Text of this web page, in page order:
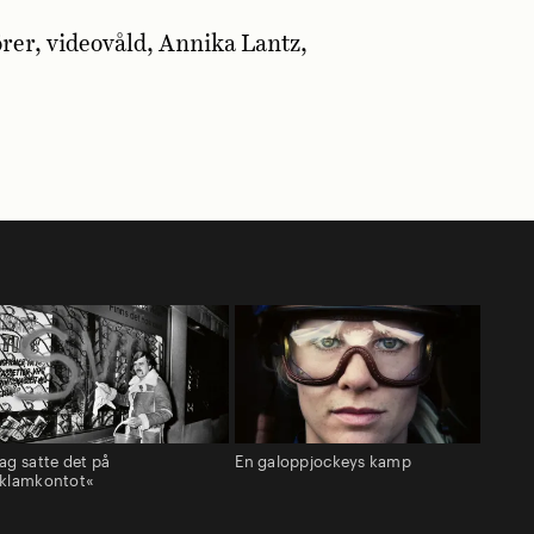
videovåld, Annika Lantz,
satte det på
En galoppjockeys kamp